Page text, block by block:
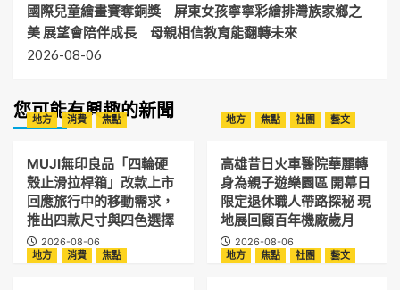
國際兒童繪畫賽奪銅獎 屏東女孩寧寧彩繪排灣族家鄉之
美 展望會陪伴成長 母親相信教育能翻轉未來
2026-08-06
您可能有興趣的新聞
地方 消費 焦點
MUJI無印良品「四輪硬
殼止滑拉桿箱」改款上市
回應旅行中的移動需求，
推出四款尺寸與四色選擇
2026-08-06
地方 焦點 社團 藝文
高雄昔日火車醫院華麗轉
身為親子遊樂園區 開幕日
限定退休職人帶路探秘 現
地展回顧百年機廠歲月
2026-08-06
地方
消費 焦點 地方 焦點 社團 藝文